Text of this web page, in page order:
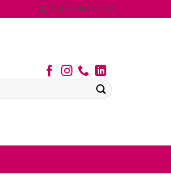
Blijf op de hoogte!